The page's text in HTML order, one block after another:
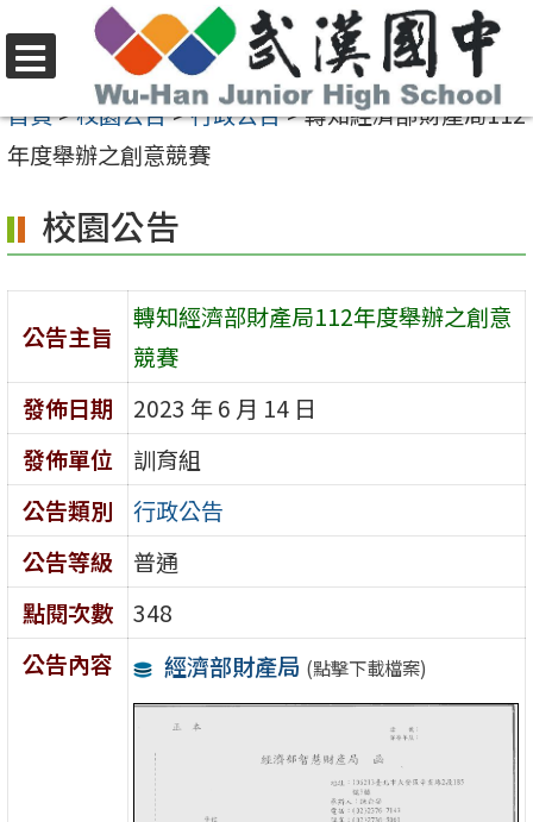
至
要
容
區
選
單
首頁>校園公告>行政公告>轉知經濟部財產局112
年度舉辦之創意競賽
校園公告
公告主旨
轉知經濟部財產局112年度舉辦之創意
競賽
發佈日期
2023 年 6 月 14 日
發佈單位
訓育組
公告類別
行政公告
公告等級
普通
點閱次數
348
公告內容
經濟部財產局 (點擊下載檔案)